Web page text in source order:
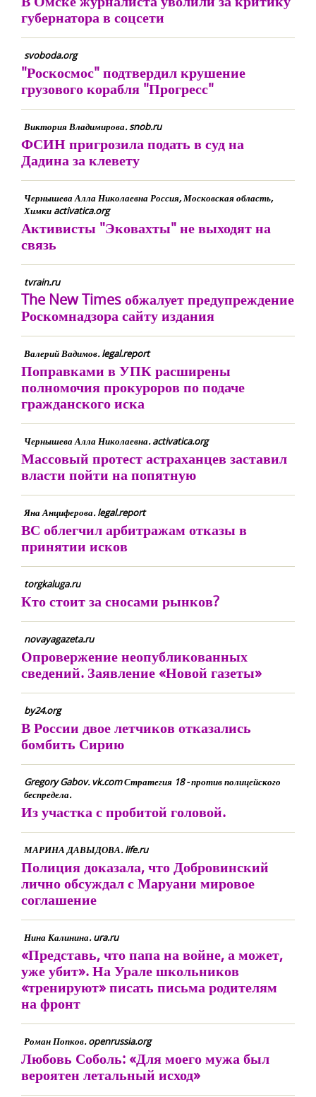
губернатора в соцсети
svoboda.org
"Роскосмос" подтвердил крушение
грузового корабля "Прогресс"
Виктория Владимирова. snob.ru
ФСИН пригрозила подать в суд на
Дадина за клевету
Чернышева Алла Николаевна Россия, Московская область,
Химки activatica.org
Активисты "Эковахты" не выходят на
связь
tvrain.ru
The New Times обжалует предупреждение
Роскомнадзора сайту издания
Валерий Вадимов. legal.report
Поправками в УПК расширены
полномочия прокуроров по подаче
гражданского иска
Чернышева Алла Николаевна. activatica.org
Массовый протест астраханцев заставил
власти пойти на попятную
Яна Анциферова. legal.report
ВС облегчил арбитражам отказы в
принятии исков
torgkaluga.ru
Кто стоит за сносами рынков?
novayagazeta.ru
Опровержение неопубликованных
сведений. Заявление «Новой газеты»
by24.org
В России двое летчиков отказались
бомбить Сирию
Gregory Gabov. vk.com Стратегия 18 - против полицейского
беспредела.
Из участка с пробитой головой.
МАРИНА ДАВЫДОВА. life.ru
Полиция доказала, что Добровинский
лично обсуждал с Маруани мировое
соглашение
Нина Калинина. ura.ru
«Представь, что папа на войне, а может,
уже убит». На Урале школьников
«тренируют» писать письма родителям
на фронт
Роман Попков. openrussia.org
Любовь Соболь: «Для моего мужа был
вероятен летальный исход»